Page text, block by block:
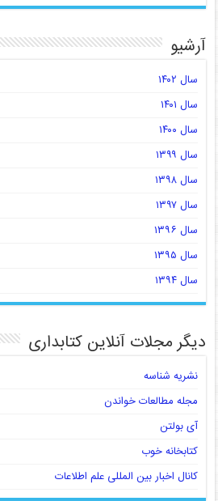
آرشیو
سال ۱۴۰۲
سال ۱۴۰۱
سال ۱۴۰۰
سال ۱۳۹۹
سال ۱۳۹۸
سال ۱۳۹۷
سال ۱۳۹۶
سال ۱۳۹۵
سال ۱۳۹۴
دیگر مجلات آنلاین کتابداری
نشریه شناسه
مجله مطالعات خواندن
آی بولتن
کتابخانه خوب
کانال اخبار بین المللی علم اطلاعات